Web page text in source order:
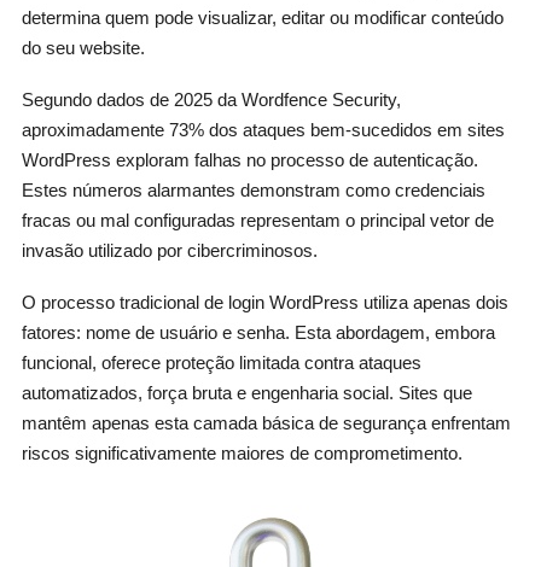
determina quem pode visualizar, editar ou modificar conteúdo
do seu website.
Segundo dados de 2025 da Wordfence Security,
aproximadamente 73% dos ataques bem-sucedidos em sites
WordPress exploram falhas no processo de autenticação.
Estes números alarmantes demonstram como credenciais
fracas ou mal configuradas representam o principal vetor de
invasão utilizado por cibercriminosos.
O processo tradicional de login WordPress utiliza apenas dois
fatores: nome de usuário e senha. Esta abordagem, embora
funcional, oferece proteção limitada contra ataques
automatizados, força bruta e engenharia social. Sites que
mantêm apenas esta camada básica de segurança enfrentam
riscos significativamente maiores de comprometimento.